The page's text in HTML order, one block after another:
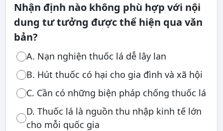
Nhận định nào không phù hợp với nội
dung tư tưởng được thể hiện qua văn
bản?
A. Nạn nghiện thuốc lá dễ lây lan
B. Hút thuốc có hại cho gia đình và xã hội
C. Cần có những biện pháp chống thuốc lá
D. Thuốc lá là nguồn thu nhập kinh tế lớn
cho mỗi quốc gia